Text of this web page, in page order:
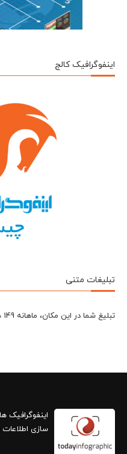
اینفوگرافیک کالج
تبلیغات متنی
تبلیغ شما در این مکان، ماهانه 149 هزار تومان
سازی اطلاعات